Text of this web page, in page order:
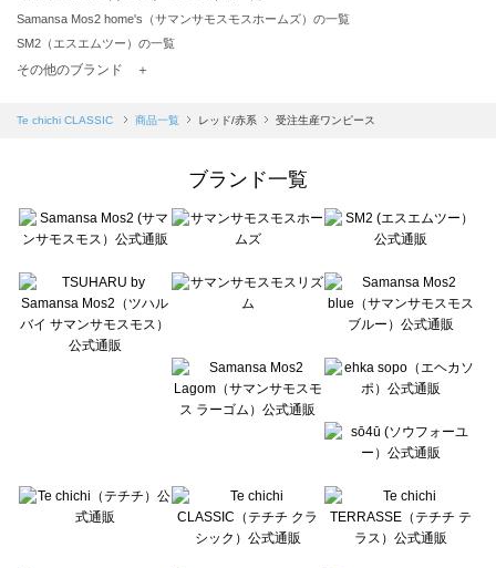
Samansa Mos2 home's（サマンサモスモスホームズ）の一覧
SM2（エスエムツー）の一覧
TSUHARU by Samansa Mos2（ツハルバイサマンサモスモス）の一覧
Samansa Mos2 blue（サマンサモスモス ブルー）の一覧
Te chichi（テチチ）の一覧
Te chichi CLASSIC（テチチ クラシック）の一覧
Lugnoncure（ルノンキュール）の一覧
BETTY'S BLUE（べティーズブルー）の一覧
Wpc.（ワールドパーティー）の一覧
その他のブランド ＋
Te chichi CLASSIC 商品一覧 レッド/赤系 受注生産ワンピース
ブランド一覧